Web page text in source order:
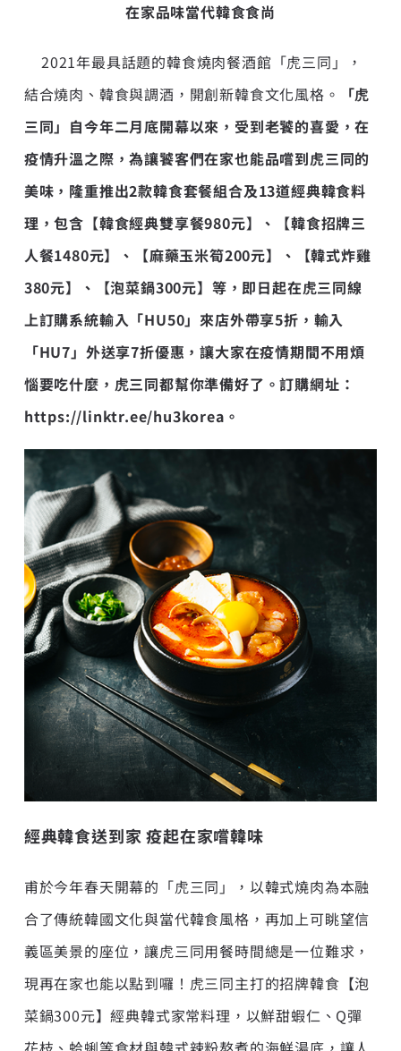
在家品味當代韓食食尚
2021年最具話題的韓食燒肉餐酒館「虎三同」，
結合燒肉、韓食與調酒，開創新韓食文化風格。
「虎
三同」自今年二月底開幕以來，受到老饕的喜愛，在
疫情升溫之際，為讓饕客們在家也能品嚐到虎三同的
美味，隆重推出2款韓食套餐組合及13道經典韓食料
理，包含【韓食經典雙享餐980元】、【韓食招牌三
人餐1480元】、【麻藥玉米筍200元】、【韓式炸雞
380元】、【泡菜鍋300元】等，即日起在虎三同線
上訂購系統輸入「HU50」來店外帶享5折，輸入
「HU7」外送享7折優惠，讓大家在疫情期間不用煩
惱要吃什麼，虎三同都幫你準備好了。訂購網址：
https://linktr.ee/hu3korea 。
經典韓食送到家 疫起在家嚐韓味
甫於今年春天開幕的「虎三同」，以韓式燒肉為本融
合了傳統韓國文化與當代韓食風格，再加上可眺望信
義區美景的座位，讓虎三同用餐時間總是一位難求，
現再在家也能以點到囉！虎三同主打的招牌韓食【泡
菜鍋300元】經典韓式家常料理，以鮮甜蝦仁、Q彈